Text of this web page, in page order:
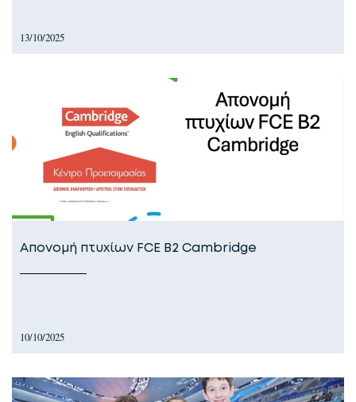
13/10/2025
Απονομή πτυχίων FCE Β2 Cambridge
10/10/2025